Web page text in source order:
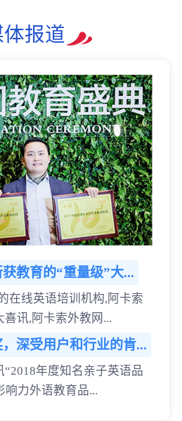
体报道
教育的“重量级”大...
在线英语培训机构,阿卡索
讯,阿卡索外教网...
深受用户和行业的肯...
年度知名亲子英语品
响力外语教育品...